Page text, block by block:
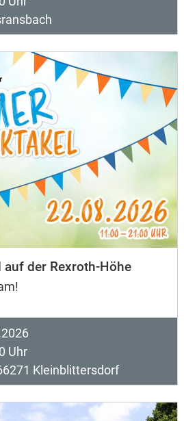
der Rexroth-Höhe
Uhr
Kleinblittersdorf